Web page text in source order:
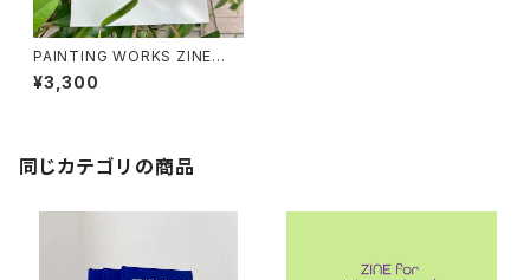
PAINTING WORKS ZINE
（+選べるポストカード）
¥3,300
同じカテゴリの商品